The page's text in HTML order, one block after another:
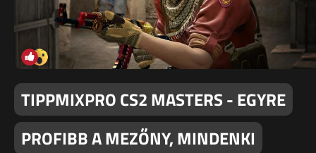
TIPPMIXPRO CS2 MASTERS - EGYRE
PROFIBB A MEZŐNY, MINDENKI